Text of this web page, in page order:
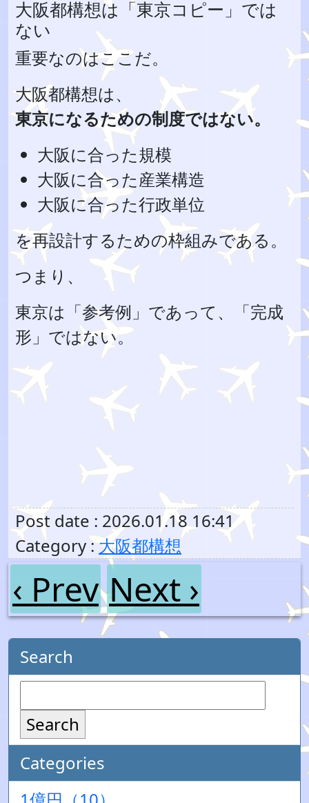
大阪都構想は「東京コピー」では
ない
重要なのはここだ。
大阪都構想は、
東京になるための制度ではない。
大阪に合った規模
大阪に合った産業構造
大阪に合った行政単位
を再設計するための枠組みである。
つまり、
東京は「参考例」であって、「完成
形」ではない。
Post date : 2026.01.18 16:41
Category : 大阪都構想
‹ Prev Next ›
Search
Search
Categories